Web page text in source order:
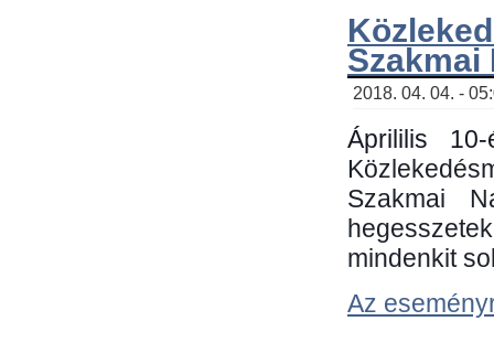
Szakmai
2018. 04. 04. -
Áprililis
Szakmai
mindenkit
Az